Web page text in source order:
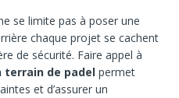
se limite pas à poser une
chaque projet se cachent
de sécurité. Faire appel à
de padel permet
et d’assurer un